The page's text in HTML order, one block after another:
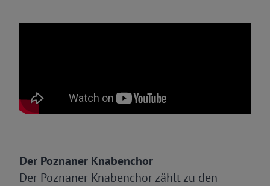
Der Poznaner Knabenchor
Der Poznaner Knabenchor zählt zu den